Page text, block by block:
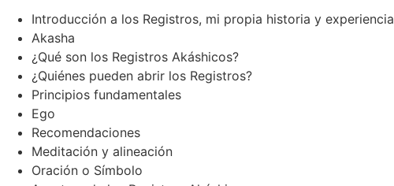
Introducción a los Registros, mi propia historia y experiencia
Akasha
¿Qué son los Registros Akáshicos?
¿Quiénes pueden abrir los Registros?
Principios fundamentales
Ego
Recomendaciones
Meditación y alineación
Oración o Símbolo